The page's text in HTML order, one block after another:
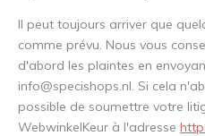
Il peut toujours arriver que
comme prévu. Nous vous
d'abord les plaintes en
info@specishops.nl. Si cela
possible de soumettre votre
WebwinkelKeur à l'adresse